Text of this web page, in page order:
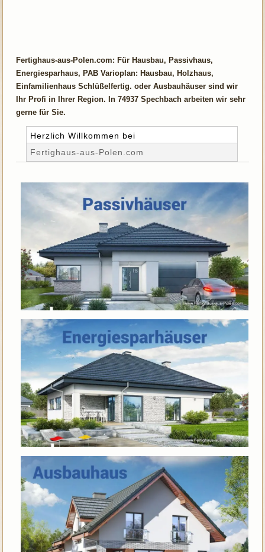
Fertighaus-aus-Polen.com: Für Hausbau, Passivhaus,
Energiesparhaus, PAB Varioplan: Hausbau, Holzhaus,
Einfamilienhaus Schlüßelfertig. oder Ausbauhäuser sind wir
Ihr Profi in Ihrer Region. In 74937 Spechbach arbeiten wir sehr
gerne für Sie.
Herzlich Willkommen bei
Fertighaus-aus-Polen.com